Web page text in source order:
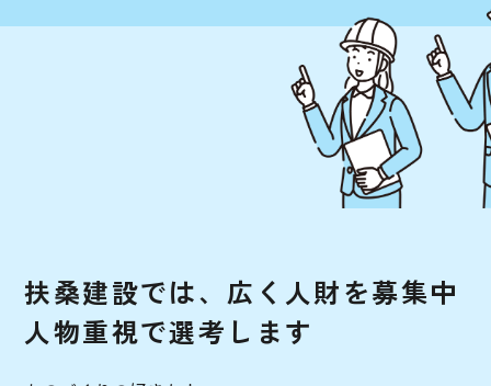
扶桑建設では、広 く 人財を募集中
人物重視で選考 し ます